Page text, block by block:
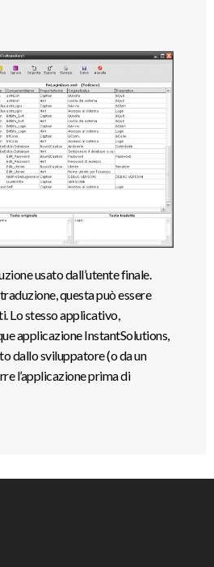
usato dall’utente finale.
questa può essere
Lo stesso applicativo,
applicazione InstantSolutions,
dallo sviluppatore (o da un
l’applicazione prima di